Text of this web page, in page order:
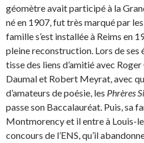
géomètre avait participé à la
né en 1907, fut très marqué par
famille s’est installée à Reims en
pleine reconstruction. Lors de ses
tisse des liens d’amitié avec
Daumal et Robert Meyrat, avec
d’amateurs de poésie, les Phrères
passe son Baccalauréat. Puis, sa
Montmorency et il entre à Louis-
concours de l’ENS, qu’il